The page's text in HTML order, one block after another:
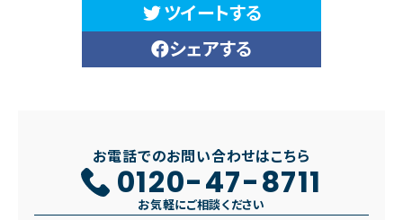
ツイートする
シェアする
お電話でのお問い合わせはこちら
0120-47-8711
お気軽にご相談ください